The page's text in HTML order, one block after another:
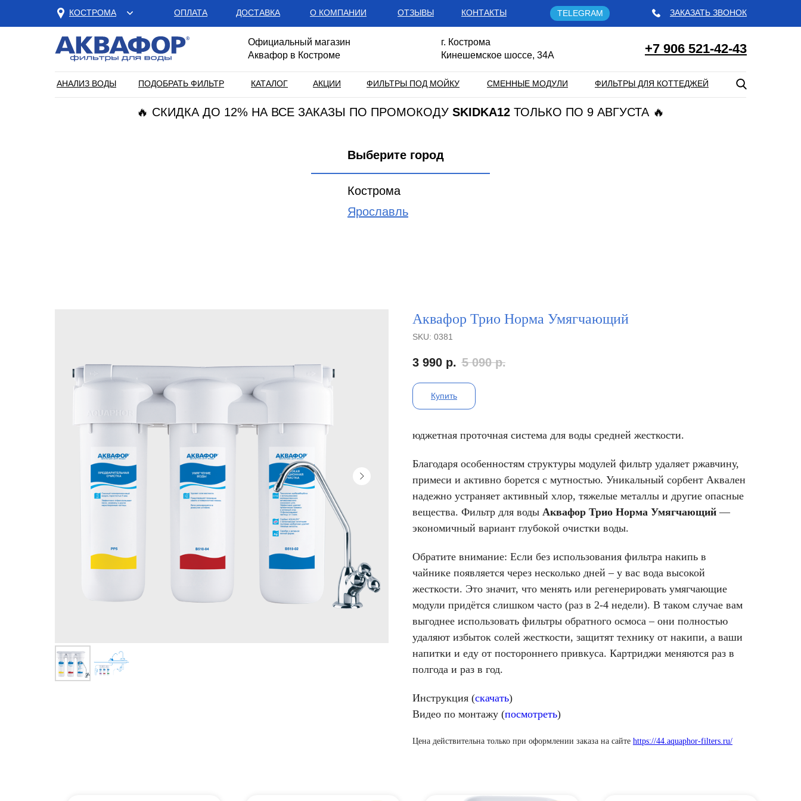
+7 906 521-42-43
КАТАЛОГ АКЦИИ
КОСТРОМА
ФИЛЬТРЫ ПОД МОЙКУ СМЕННЫЕ МОДУЛИ ФИЛЬТРЫ ДЛЯ КОТТЕДЖЕЙ
ЗАКАЗАТЬ ЗВОНОК
ПОДОБРАТЬ ФИЛЬТР
АНАЛИЗ ВОДЫ
Официальный магазин
Аквафор в Костроме
🔥 СКИДКА ДО 12% НА ВСЕ ЗАКАЗЫ ПО ПРОМОКОДУ SKIDKA12 ТОЛЬКО ПО 9 АВГУСТА 🔥
ОПЛАТА ДОСТАВКА О КОМПАНИИ ОТЗЫВЫ КОНТАКТЫ TELEGRAM
г. Кострома
Кинешемское шоссе, 34А
Кострома
Ярославль
Выберите город
Аквафор Трио Норма Умягчающий
SKU: 0381
3 990 р. 5 090 р.
Купить
юджетная проточная система для воды средней жесткости.
Благодаря особенностям структуры модулей фильтр удаляет ржавчину,
примеси и активно борется с мутностью. Уникальный сорбент Аквален
надежно устраняет активный хлор, тяжелые металлы и другие опасные
вещества. Фильтр для воды Аквафор Трио Норма Умягчающий —
экономичный вариант глубокой очистки воды.
Обратите внимание: Если без использования фильтра накипь в
чайнике появляется через несколько дней – у вас вода высокой
жесткости. Это значит, что менять или регенерировать умягчающие
модули придётся слишком часто (раз в 2-4 недели). В таком случае вам
выгоднее использовать фильтры обратного осмоса – они полностью
удаляют избыток солей жесткости, защитят технику от накипи, а ваши
напитки и еду от постороннего привкуса. Картриджи меняются раз в
полгода и раз в год.
Инструкция (скачать)
Видео по монтажу (посмотреть)
Цена действительна только при оформлении заказа на сайте https://44.aquaphor-filters.ru/